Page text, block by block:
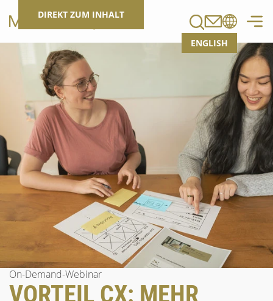
DIREKT ZUM INHALT
ENGLISH
On-Demand-Webinar
VORTEIL CX: MEHR